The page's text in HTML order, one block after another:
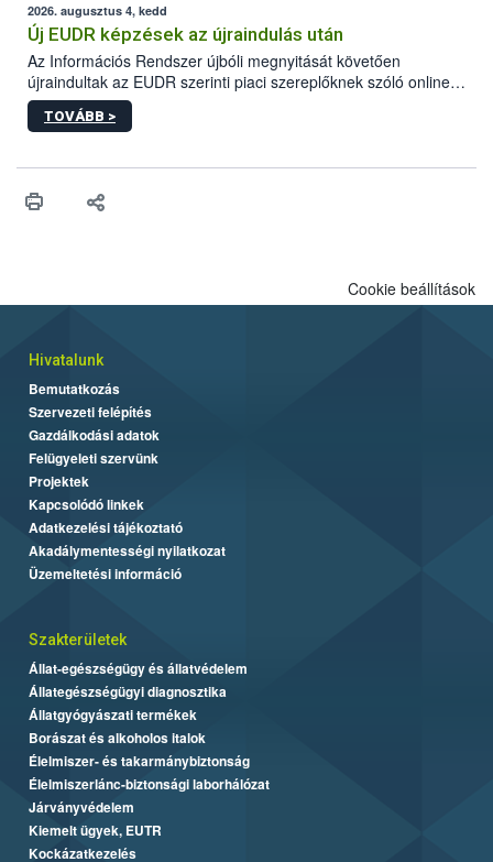
higiéniai szabályok betartása, a megfelelő hőkezelés, valamint a
maradékok szakszerű tárolása. A Nemzeti Élelmiszerlánc-
biztonsági Hivatal (Nébih) Oktatási Programja összegyűjtötte a
biztonságos grillezés legfontosabb tudnivalóit.
2026. augusztus 4, kedd
Új EUDR képzések az újraindulás után
Az Információs Rendszer újbóli megnyitását követően
újraindultak az EUDR szerinti piaci szereplőknek szóló online
képzések.
TOVÁBB >
Cookie beállítások
Hivatalunk
Bemutatkozás
Szervezeti felépítés
Gazdálkodási adatok
Felügyeleti szervünk
Projektek
Kapcsolódó linkek
Adatkezelési tájékoztató
Akadálymentességi nyilatkozat
Üzemeltetési információ
Szakterületek
Állat-egészségügy és állatvédelem
Állategészségügyi diagnosztika
Állatgyógyászati termékek
Borászat és alkoholos italok
Élelmiszer- és takarmánybiztonság
Élelmiszerlánc-biztonsági laborhálózat
Járványvédelem
Kiemelt ügyek, EUTR
Kockázatkezelés